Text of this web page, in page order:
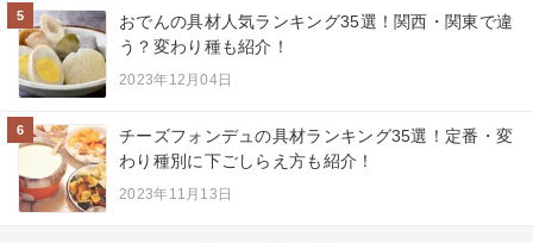
5
おでんの具材人気ランキング35選！関西・関東で違
う？変わり種も紹介！
2023年12月04日
6
チーズフォンデュの具材ランキング35選！定番・変
わり種別に下ごしらえ方も紹介！
2023年11月13日